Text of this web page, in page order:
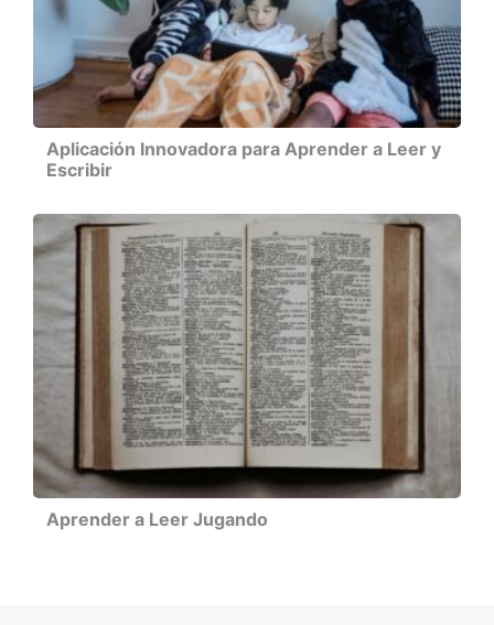
Aplicación Innovadora para Aprender a Leer y
Escribir
Aprender a Leer Jugando